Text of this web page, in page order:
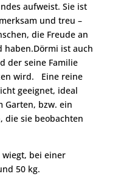
aufweist. Sie ist
und treu –
die Freude an
haben.Dörmi ist auch
der seine Familie
wird. Eine reine
geeignet, ideal
Garten, bzw. ein
die sie beobachten
bei einer
50 kg.